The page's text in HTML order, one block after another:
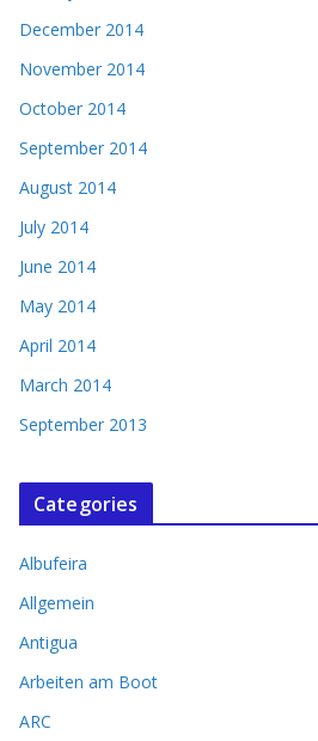
December 2014
November 2014
October 2014
September 2014
August 2014
July 2014
June 2014
May 2014
April 2014
March 2014
September 2013
Categories
Albufeira
Allgemein
Antigua
Arbeiten am Boot
ARC